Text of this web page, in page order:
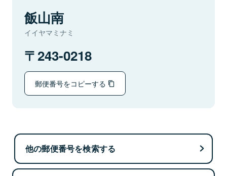
飯山南
イイヤマミナミ
243-0218
郵便番号をコピーする
他の郵便番号を検索する